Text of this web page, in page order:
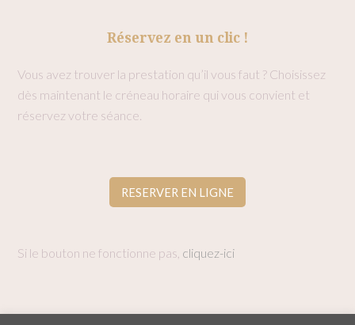
Réservez en un clic !
Vous avez trouver la prestation qu’il vous faut ? Choisissez
dès maintenant le créneau horaire qui vous convient et
réservez votre séance.
RESERVER EN LIGNE
Si le bouton ne fonctionne pas, cliquez-ici